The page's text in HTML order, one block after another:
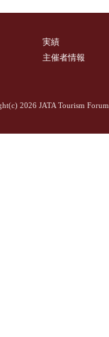
実績
主催者情報
2026 JATA Tourism